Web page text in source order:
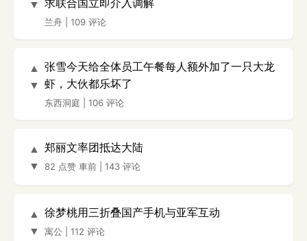
▼
兰舟 109 评论
▲
▼
张雪今天给全体员工午餐每人额外加了一只大龙
虾，大伙都乐坏了
东西洞庭 106 评论
▲
▼
郑丽文率团抵达大陆
82 点赞 車前 143 评论
▲
▼
徐梦桃用三折叠国产手机与亚军互动
寓公 112 评论